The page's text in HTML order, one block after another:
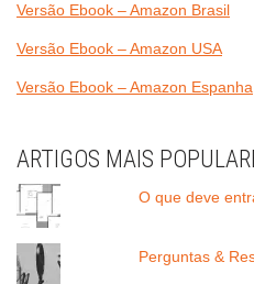
Versão Ebook – Amazon Brasil
Versão Ebook – Amazon USA
Versão Ebook – Amazon Espanha
ARTIGOS MAIS
O que deve
Perguntas &